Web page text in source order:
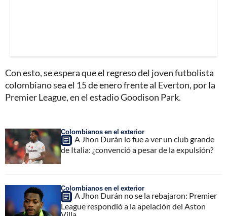
Con esto, se espera que el regreso del joven futbolista
colombiano sea el 15 de enero frente al Everton, por la
Premier League, en el estadio Goodison Park.
Colombianos en el exterior
A Jhon Durán lo fue a ver un club grande
de Italia: ¿convenció a pesar de la expulsión?
Colombianos en el exterior
A Jhon Durán no se la rebajaron: Premier
League respondió a la apelación del Aston
Villa